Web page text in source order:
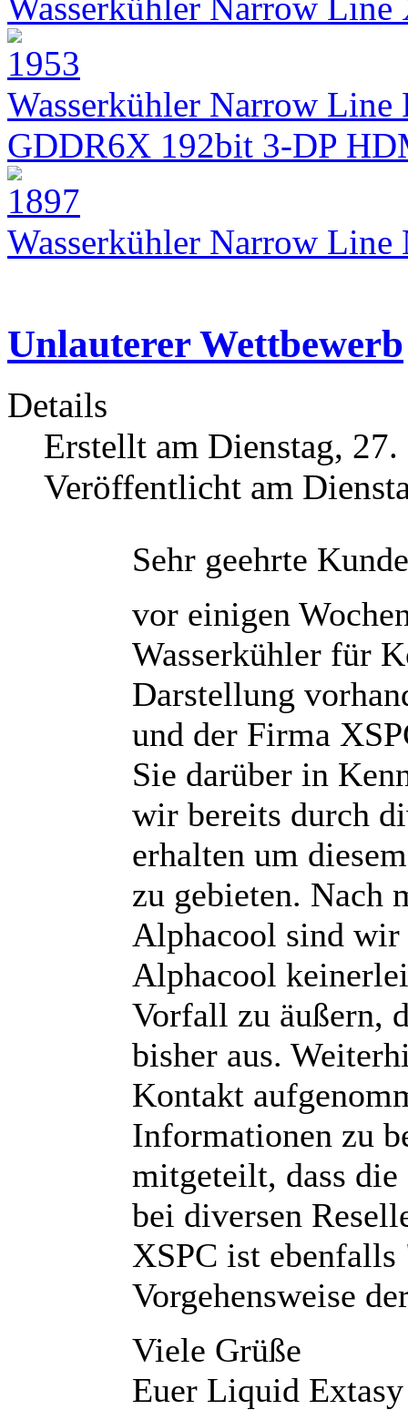
Wasserkühler Narrow Line
GDDR6X 192bit 3-DP
Wasserkühler Narrow
Unlauterer Wettbewerb
Details
Erstellt am Dienstag,
Veröffentlicht am
Sehr geehrte
vor einigen
Wasserkühler für
Darstellung
und der Firma
Sie darüber in
wir bereits durch
erhalten um
zu gebieten. Nach
Alphacool sind wir
Alphacool
Vorfall zu äußern,
bisher aus.
Kontakt
Informationen zu
mitgeteilt, dass
bei diversen
XSPC ist
Vorgehensweise
Viele Grüße
Euer Liquid Extasy